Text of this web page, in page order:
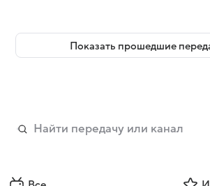
Показать прошедшие